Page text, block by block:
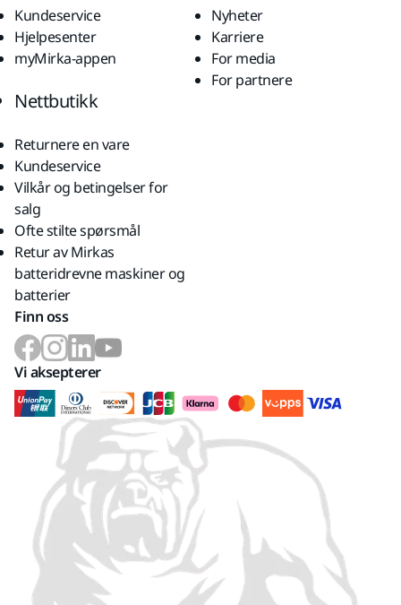
Kundeservice
Hjelpesenter
myMirka-appen
Nyheter
Karriere
For media
For partnere
Nettbutikk
Returnere en vare
Kundeservice
Vilkår og betingelser for
salg
Ofte stilte spørsmål
Retur av Mirkas
batteridrevne maskiner og
batterier
Finn oss
Vi aksepterer